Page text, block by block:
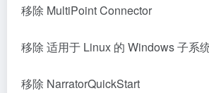
移除 MultiPoint Connector
移除 适用于 Linux 的 Windows 子系
移除 NarratorQuickStart